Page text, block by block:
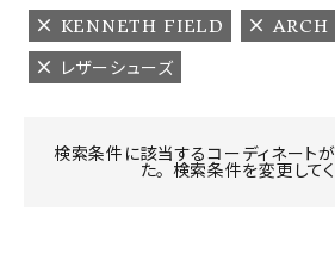
BRAND
CATEGORY
KENNETH FIELD
ARCH
レザーシューズ
検索条件に該当するコーディネート
た。 検索条件を変更してく